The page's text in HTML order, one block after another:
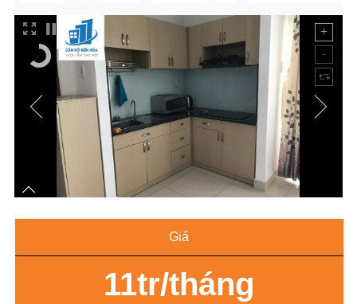
Giá
11tr/tháng